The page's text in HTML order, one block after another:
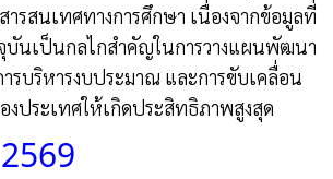
ารสนเทศทางการศึกษา เนื่องจากข้อมูลที่
บันเป็นกลไกสำคัญในการวางแผนพัฒนา
รบริหารงบประมาณ และการขับเคลื่อน
งประเทศให้เกิดประสิทธิภาพสูงสุด